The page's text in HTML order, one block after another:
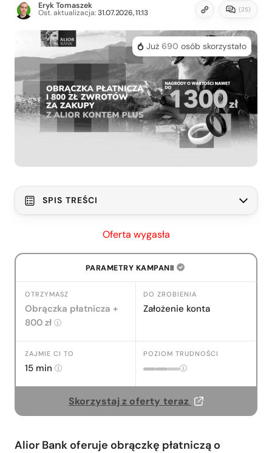
Eryk Tomaszek (25)
Ost. aktualizacja:31.07.2026, 11:13
Już 690 osób skorzystało
SPIS TREŚCI
Alior Konto Plus: parametry konta
Nasza recenzja Alior Konta Plus
Jak skorzystać z oferty – instrukcja krok
po kroku
Część 1 – zakładanie konta
Pytania i odpowiedzi
Dodaj komentarz
Oferta wygasła
PARAMETRY KAMPANII
OTRZYMASZ
Obrączka płatnicza +
800 zł
DO ZROBIENIA
Założenie konta
ZAJMIE CI TO
15 min
POZIOM TRUDNOŚCI
Skorzystaj z oferty teraz
Alior Bank oferuje obrączkę płatniczą o